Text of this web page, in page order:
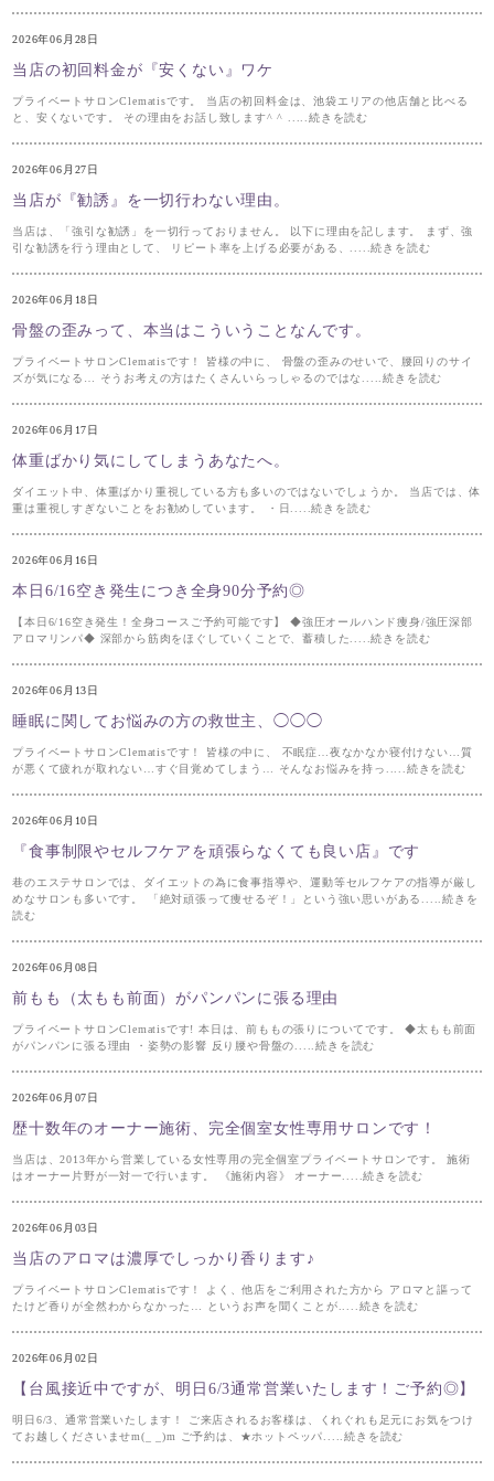
2026年06月28日
当店の初回料金が『安くない』ワケ
プライベートサロンClematisです。 当店の初回料金は、池袋エリアの他店舗と比べる
と、安くないです。 その理由をお話し致します^ ^ .....続きを読む
2026年06月27日
当店が『勧誘』を一切行わない理由。
当店は、「強引な勧誘」を一切行っておりません。 以下に理由を記します。 まず、強
引な勧誘を行う理由として、 リピート率を上げる必要がある、.....続きを読む
2026年06月18日
骨盤の歪みって、本当はこういうことなんです。
プライベートサロンClematisです！ 皆様の中に、 骨盤の歪みのせいで、腰回りのサイ
ズが気になる… そうお考えの方はたくさんいらっしゃるのではな.....続きを読む
2026年06月17日
体重ばかり気にしてしまうあなたへ。
ダイエット中、体重ばかり重視している方も多いのではないでしょうか。 当店では、体
重は重視しすぎないことをお勧めしています。 ・日.....続きを読む
2026年06月16日
本日6/16空き発生につき全身90分予約◎
【本日6/16空き発生！全身コースご予約可能です】 ◆強圧オールハンド痩身/強圧深部
アロマリンパ◆ 深部から筋肉をほぐしていくことで、蓄積した.....続きを読む
2026年06月13日
睡眠に関してお悩みの方の救世主、◯◯◯
プライベートサロンClematisです！ 皆様の中に、 不眠症…夜なかなか寝付けない…質
が悪くて疲れが取れない…すぐ目覚めてしまう… そんなお悩みを持っ.....続きを読む
2026年06月10日
『食事制限やセルフケアを頑張らなくても良い店』です
巷のエステサロンでは、ダイエットの為に食事指導や、運動等セルフケアの指導が厳し
めなサロンも多いです。 「絶対頑張って痩せるぞ！」という強い思いがある.....続きを
読む
2026年06月08日
前もも（太もも前面）がパンパンに張る理由
プライベートサロンClematisです! 本日は、前ももの張りについてです。 ◆太もも前面
がパンパンに張る理由 ・姿勢の影響 反り腰や骨盤の.....続きを読む
2026年06月07日
歴十数年のオーナー施術、完全個室女性専用サロンです！
当店は、2013年から営業している女性専用の完全個室プライベートサロンです。 施術
はオーナー片野が一対一で行います。 《施術内容》 オーナー.....続きを読む
2026年06月03日
当店のアロマは濃厚でしっかり香ります♪
プライベートサロンClematisです！ よく、他店をご利用された方から アロマと謳って
たけど香りが全然わからなかった… というお声を聞くことが.....続きを読む
2026年06月02日
【台風接近中ですが、明日6/3通常営業いたします！ご予約◎】
明日6/3、通常営業いたします！ ご来店されるお客様は、くれぐれも足元にお気をつけ
てお越しくださいませm(_ _)m ご予約は、★ホットペッパ.....続きを読む